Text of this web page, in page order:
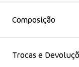
Composição
Trocas e